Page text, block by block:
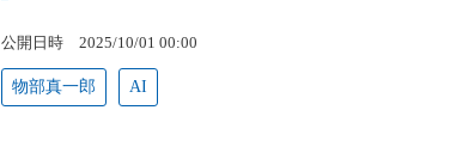
公開日時 2025/10/01 00:00
物部真一郎 AI